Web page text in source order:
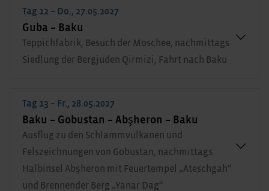
Tag 12 – Do., 27.05.2027
Guba – Baku
Teppichfabrik, Besuch der Moschee, nachmittags
Siedlung der Bergjuden Qirmizi, Fahrt nach Baku
Tag 13 – Fr., 28.05.2027
Baku – Gobustan – Abşheron – Baku
Ausflug zu den Schlammvulkanen und
Felszeichnungen von Gobustan, nachmittags
Halbinsel Abşheron mit Feuertempel „Ateschgah“
und Brennender Berg „Yanar Dag“